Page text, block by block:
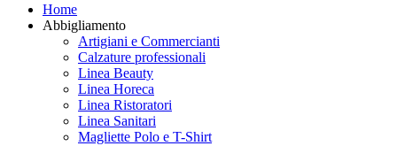
Home
Abbigliamento
Artigiani e Commercianti
Calzature professionali
Linea Beauty
Linea Horeca
Linea Ristoratori
Linea Sanitari
Magliette Polo e T-Shirt